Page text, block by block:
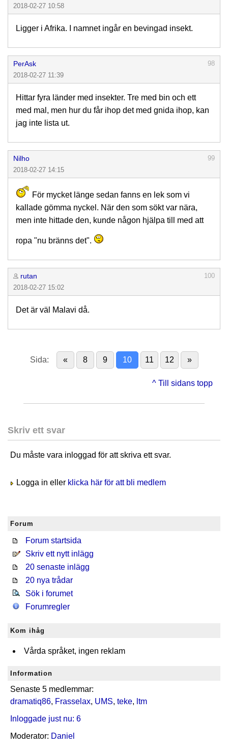
2018-02-27 10:58
Ligger i Afrika. I namnet ingår en bevingad insekt.
PerAsk
98
2018-02-27 11:39
Hittar fyra länder med insekter. Tre med bin och ett
med mal, men hur du får ihop det med gnida ihop, kan
jag inte lista ut.
Nilho
99
2018-02-27 14:15
För mycket länge sedan fanns en lek som vi
kallade gömma nyckel. När den som sökt var nära,
men inte hittade den, kunde någon hjälpa till med att
ropa "nu bränns det".
rutan
100
2018-02-27 15:02
Det är väl Malavi då.
Sida: « 8 9 10 11 12 »
^ Till sidans topp
Skriv ett svar
Du måste vara inloggad för att skriva ett svar.
Logga in eller klicka här för att bli medlem
Forum
Forum startsida
Skriv ett nytt inlägg
20 senaste inlägg
20 nya trådar
Sök i forumet
Forumregler
Kom ihåg
Vårda språket, ingen reklam
Information
Senaste 5 medlemmar:
dramatiq86, Frasselax, UMS, teke, ltm
Inloggade just nu: 6
Moderator: Daniel